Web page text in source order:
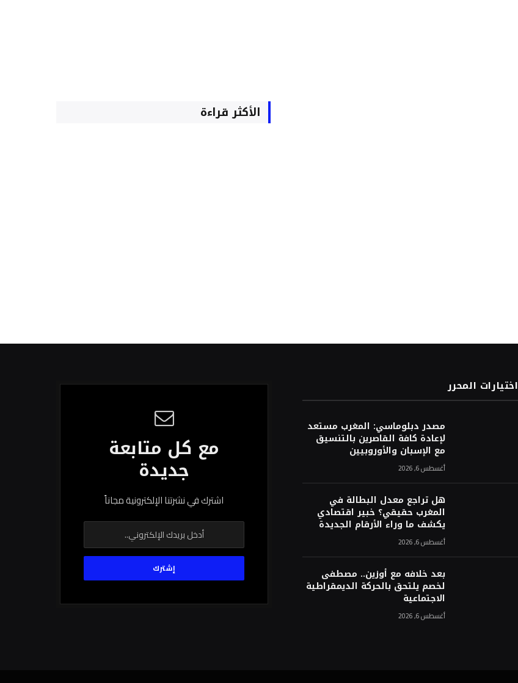
الأكثر قراءة
اختيارات المحرر
مصدر دبلوماسي: المغرب مستعد
لإعادة كافة القاصرين بالتنسيق
مع الإسبان والأوروبيين
أغسطس 6, 2026
هل تراجع معدل البطالة في
المغرب حقيقي؟ خبير اقتصادي
يكشف ما وراء الأرقام الجديدة
أغسطس 6, 2026
بعد خلافه مع أوزين.. مصطفى
لخصم يلتحق بالحركة الديمقراطية
الاجتماعية
أغسطس 6, 2026
مع كل متابعة
جديدة
اشترك في نشرتنا الإلكترونية مجاناً